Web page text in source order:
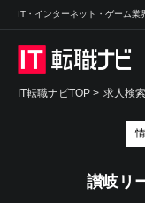
IT・インターネット・ゲーム業
IT転職ナビTOP > 求人検索
讃岐リ